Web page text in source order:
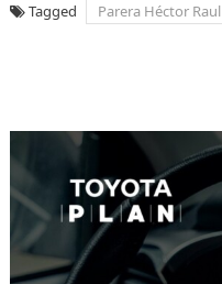
Tagged Parera Héctor Raul
entradas